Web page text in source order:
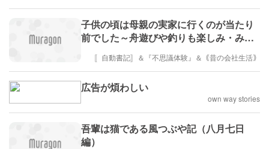
子供の頃は母親の実家に行くのが当たり
前でした～舟遊びや釣りも楽しみ・みん
って10人位で寝るのも～従姉妹も数人来
族が来るのが当たり前に・日光に当てる
布団の出し入れがシンドクなって日帰り
に・・孫達は「小遣いと私が作るかき
氷」が大好きでした
〚自動書記〛＆『不思議体験』＆｟昔の会社生活｠
広告が煩わしい
own way stories
吾輩は猫である風つぶや記（八月七日
編）